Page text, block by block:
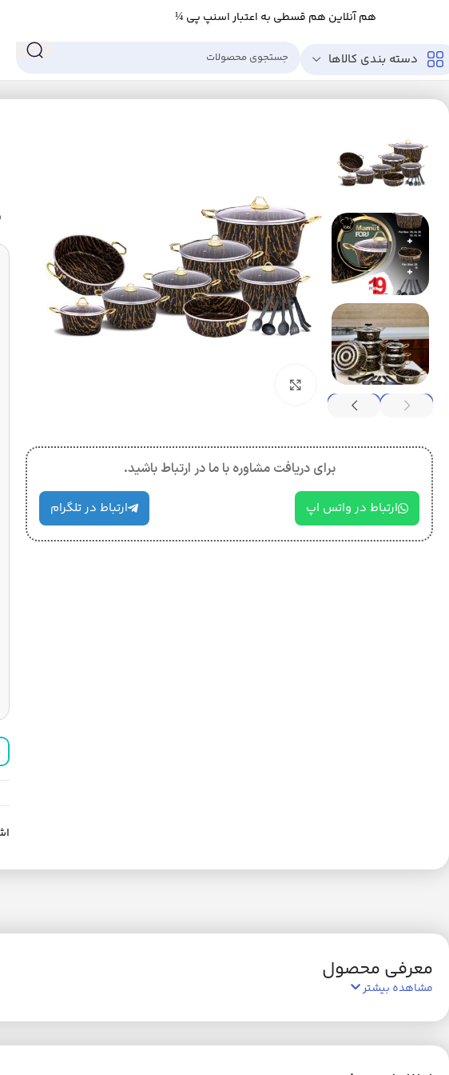
هم آنلاین هم قسطی به اعتبار اسنپ پی ¼
دسته بندی کالاها
برای دریافت مشاوره با ما در ارتباط باشید.
ارتباط در واتس اپ ارتباط در تلگرام
معرفی محصول
مشاهده بیشتر